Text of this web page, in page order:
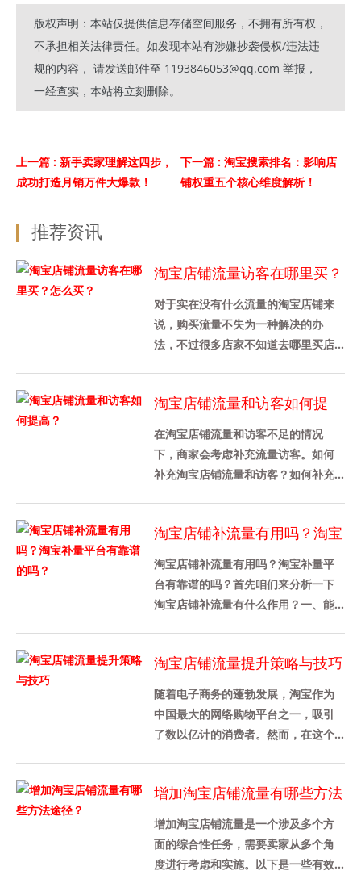
版权声明：本站仅提供信息存储空间服务，不拥有所有权，
不承担相关法律责任。如发现本站有涉嫌抄袭侵权/违法违
规的内容， 请发送邮件至 1193846053@qq.com 举报，
一经查实，本站将立刻删除。
上一篇 : 新手卖家理解这四步，
成功打造月销万件大爆款！
下一篇 : 淘宝搜索排名：影响店
铺权重五个核心维度解析！
推荐资讯
淘宝店铺流量访客在哪里买？
怎么买？
对于实在没有什么流量的淘宝店铺来
说，购买流量不失为一种解决的办
法，不过很多店家不知道去哪里买店
下，......
淘宝店铺流量和访客如何提
高？
在淘宝店铺流量和访客不足的情况
下，商家会考虑补充流量访客。如何
补充淘宝店铺流量和访客？如何补充
卖......
淘宝店铺补流量有用吗？淘宝
补量平台有靠谱的吗？
淘宝店铺补流量有用吗？淘宝补量平
台有靠谱的吗？首先咱们来分析一下
淘宝店铺补流量有什么作用？一、能
淘宝店铺流量提升策略与技巧
随着电子商务的蓬勃发展，淘宝作为
中国最大的网络购物平台之一，吸引
了数以亿计的消费者。然而，在这个
心......
增加淘宝店铺流量有哪些方法
途径？
增加淘宝店铺流量是一个涉及多个方
面的综合性任务，需要卖家从多个角
度进行考虑和实施。以下是一些有效